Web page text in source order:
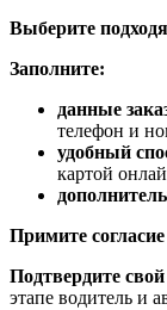
Выберите
Заполните:
данные
телефон и
удобный
картой
Примите согласие
Подтвердите свой
этапе водитель и